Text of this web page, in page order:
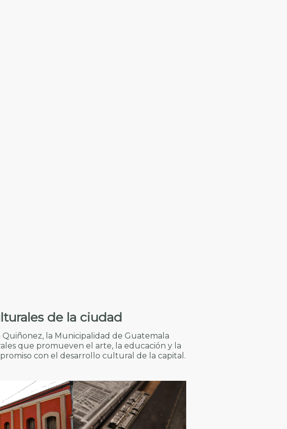
de la ciudad
la Municipalidad de Guatemala
que promueven el arte, la educación y la
con el desarrollo cultural de la capital.